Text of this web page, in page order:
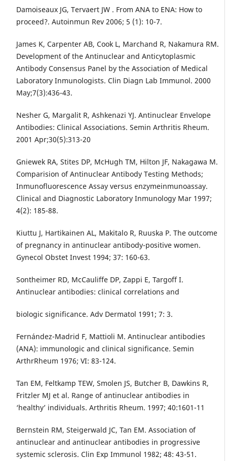
Damoiseaux JG, Tervaert JW . From ANA to ENA: How to
proceed?. Autoinmun Rev 2006; 5 (1): 10-7.
James K, Carpenter AB, Cook L, Marchand R, Nakamura RM.
Development of the Antinuclear and Anticytoplasmic
Antibody Consensus Panel by the Association of Medical
Laboratory Inmunologists. Clin Diagn Lab Immunol. 2000
May;7(3):436-43.
Nesher G, Margalit R, Ashkenazi YJ. Antinuclear Envelope
Antibodies: Clinical Associations. Semin Arthritis Rheum.
2001 Apr;30(5):313-20
Gniewek RA, Stites DP, McHugh TM, Hilton JF, Nakagawa M.
Comparision of Antinuclear Antibody Testing Methods;
Inmunofluorescence Assay versus enzymeinmunoassay.
Clinical and Diagnostic Laboratory Inmunology Mar 1997;
4(2): 185-88.
Kiuttu J, Hartikainen AL, Makitalo R, Ruuska P. The outcome
of pregnancy in antinuclear antibody-positive women.
Gynecol Obstet Invest 1994; 37: 160-63.
Sontheimer RD, McCauliffe DP, Zappi E, Targoff I.
Antinuclear antibodies: clinical correlations and
biologic significance. Adv Dermatol 1991; 7: 3.
Fernández-Madrid F, Mattioli M. Antinuclear antibodies
(ANA): immunologic and clinical significance. Semin
ArthrRheum 1976; VI: 83-124.
Tan EM, Feltkamp TEW, Smolen JS, Butcher B, Dawkins R,
Fritzler MJ et al. Range of antinuclear antibodies in
‘healthy’ individuals. Arthritis Rheum. 1997; 40:1601-11
Bernstein RM, Steigerwald JC, Tan EM. Association of
antinuclear and antinuclear antibodies in progressive
systemic sclerosis. Clin Exp Immunol 1982; 48: 43-51.